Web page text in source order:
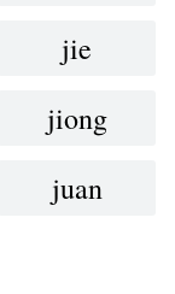
jie
jiong
juan